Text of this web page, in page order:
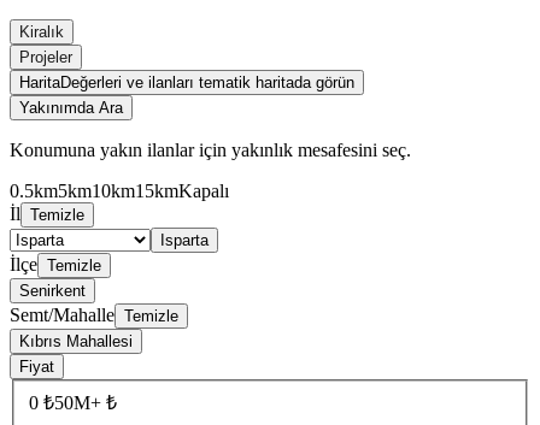
Kiralık
Projeler
HaritaDeğerleri ve ilanları tematik haritada görün
Yakınımda Ara
Konumuna yakın ilanlar için yakınlık mesafesini seç.
0.5km5km10km15kmKapalı
İl Temizle
Isparta
İlçe Temizle
Senirkent
Semt/Mahalle Temizle
Kıbrıs Mahallesi
Fiyat
0 ₺50M+ ₺